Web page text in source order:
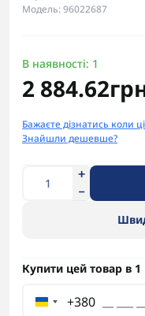
Модель: 96022687
В наявності: 1
2
Бажаєте дізнатись коли
Знайшли дешевше?
Купити цей товар в 1
+380